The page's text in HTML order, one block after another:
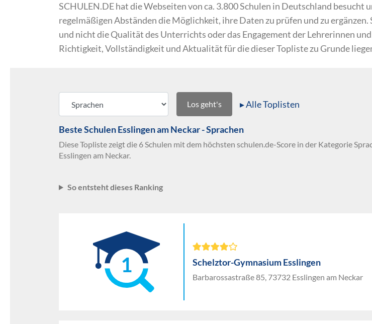
SCHULEN.DE hat die Webseiten von ca. 3.800 Schulen in Deutschland
regelmäßigen Abständen die Möglichkeit, ihre Daten zu prüfen und zu
und nicht die Qualität des Unterrichts oder das Engagement der Lehrerinnen
Richtigkeit, Vollständigkeit und Aktualität für die dieser Topliste zu Grunde
Los geht's ▸ Alle Toplisten
Beste Schulen Esslingen am Neckar - Sprachen
Diese Topliste zeigt die 6 Schulen mit dem höchsten schulen.de-Score in der Kategorie
Esslingen am Neckar.
So entsteht dieses Ranking
1 Schelztor-Gymnasium Esslingen
Barbarossastraße 85, 73732 Esslingen am Neckar